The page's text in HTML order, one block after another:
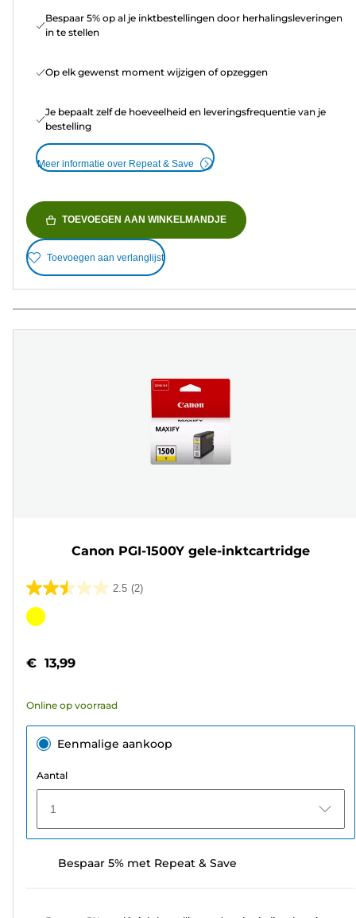
Bespaar 5% op al je inktbestellingen door herhalingsleveringen
in te stellen
Op elk gewenst moment wijzigen of opzeggen
Je bepaalt zelf de hoeveelheid en leveringsfrequentie van je
bestelling
Meer informatie over Repeat & Save
TOEVOEGEN AAN WINKELMANDJE
Toevoegen aan verlanglijst
Canon PGI-1500Y gele-inktcartridge
2.5 (2)
2.5
van
sterren.
beoordelingen
Kleurencartridge
€ 13,99
Online op voorraad
Eenmalige aankoop
Aantal
1
Bespaar 5% met Repeat & Save